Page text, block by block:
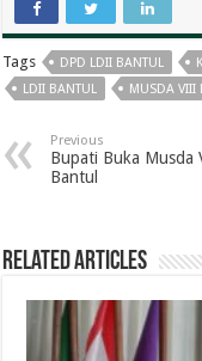
Tags DPD LDII BANTUL
LDII BANTUL
MUSDA VIII
Previous
Bupati Buka Musda
Bantul
Related Articles